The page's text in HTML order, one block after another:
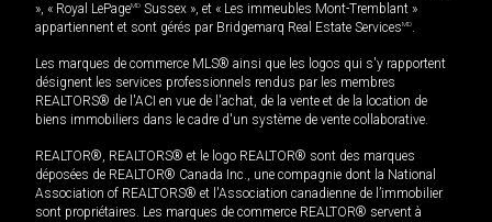
», « Royal LePageMD Sussex », et « Les immeubles Mont-Tremblant »
appartiennent et sont gérés par Bridgemarq Real Estate ServicesMD.
Les marques de commerce MLS® ainsi que les logos qui s'y rapportent
désignent les services professionnels rendus par les membres
REALTORS® de l'ACI en vue de l'achat, de la vente et de la location de
biens immobiliers dans le cadre d'un système de vente collaborative.
REALTOR®, REALTORS® et le logo REALTOR® sont des marques
déposées de REALTOR® Canada Inc., une compagnie dont la National
Association of REALTORS® et l'Association canadienne de l’immobilier
sont propriétaires. Les marques de commerce REALTOR® servent à